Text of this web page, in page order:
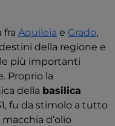
fra Aquileia e Grado,
della regione e
più importanti
Proprio la
della basilica
fu da stimolo a tutto
d’olio